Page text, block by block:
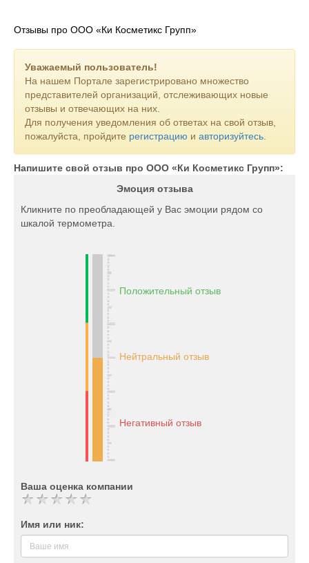
Отзывы про ООО «Ки Косметикс Групп»
Уважаемый пользователь!
На нашем Портале зарегистрировано множество
представителей организаций, отслеживающих новые
отзывы и отвечающих на них.
Для получения уведомления об ответах на свой отзыв,
пожалуйста, пройдите регистрацию и авторизуйтесь
Напишите свой отзыв про ООО «Ки Косметикс Групп»:
Эмоция отзыва
Кликните по преобладающей у Вас эмоции рядом со
шкалой термометра.
Положительный отзыв
Нейтральный отзыв
Негативный отзыв
Ваша оценка компании
Имя или ник: